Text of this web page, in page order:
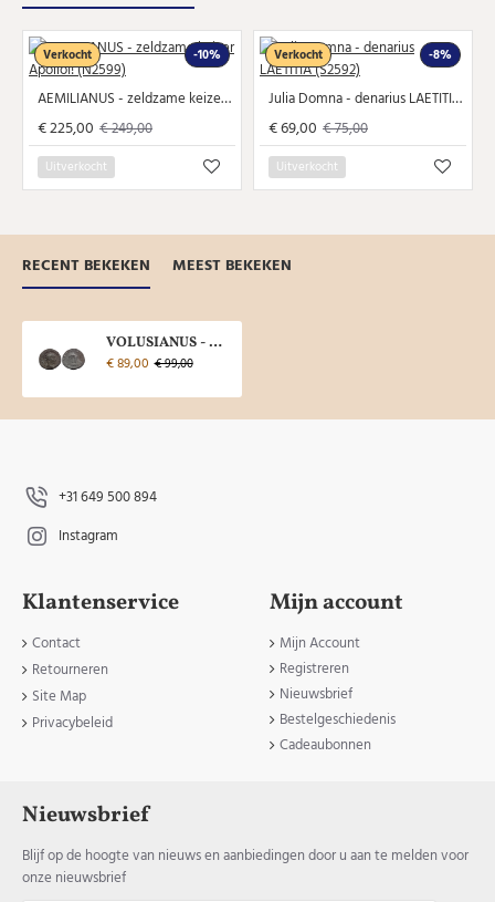
-10%
Verkocht
AEMILIANUS - zeldzame keizer ApolloI! (N2599)
€ 225,00 € 249,00
Uitverkocht
-8%
Verkocht
Julia Domna - denarius LAETITIA (S2592)
€ 69,00 € 75,00
Uitverkocht
RECENT BEKEKEN MEEST BEKEKEN
VOLUSIANUS - TEMPEL van JUNO! ZELDZAAM (D25106)
€ 89,00 € 99,00
+31 649 500 894
Instagram
Klantenservice
Contact
Retourneren
Site Map
Privacybeleid
Mijn account
Mijn Account
Registreren
Nieuwsbrief
Bestelgeschiedenis
Cadeaubonnen
Nieuwsbrief
Blijf op de hoogte van nieuws en aanbiedingen door u aan te melden voor
onze nieuwsbrief